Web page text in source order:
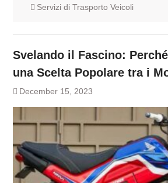
Servizi di Trasporto Veicoli
Svelando il Fascino:
una Scelta Popolare tra i
December 15, 2023